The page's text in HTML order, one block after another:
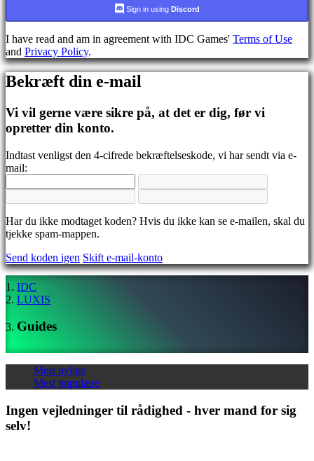
DA
EL
EN
ES
HR
IT
JA
NL
NO
RO
RU
SR
TH
TR
UK
VI
Spillet
Gameplay
Spil
events
Nyheder
Sign in using Discord
I have read and am in agreement with IDC Games' Terms of Use
and Privacy Policy.
Bekræft din e-mail
Vi vil gerne være sikre på, at det er dig, før vi
opretter din konto.
Indtast venligst den 4-cifrede bekræftelseskode, vi har sendt via e-
mail:
Har du ikke modtaget koden? Hvis du ikke kan se e-mailen, skal du
tjekke spam-mappen.
Send koden igen Skift e-mail-konto
IDC
LUXIS
Guides
Mest nylige
Mest populære
Ingen vejledninger til rådighed - hver mand for sig
selv!